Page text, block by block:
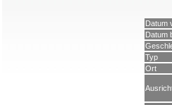
Datum
Datum
Typ
Ort